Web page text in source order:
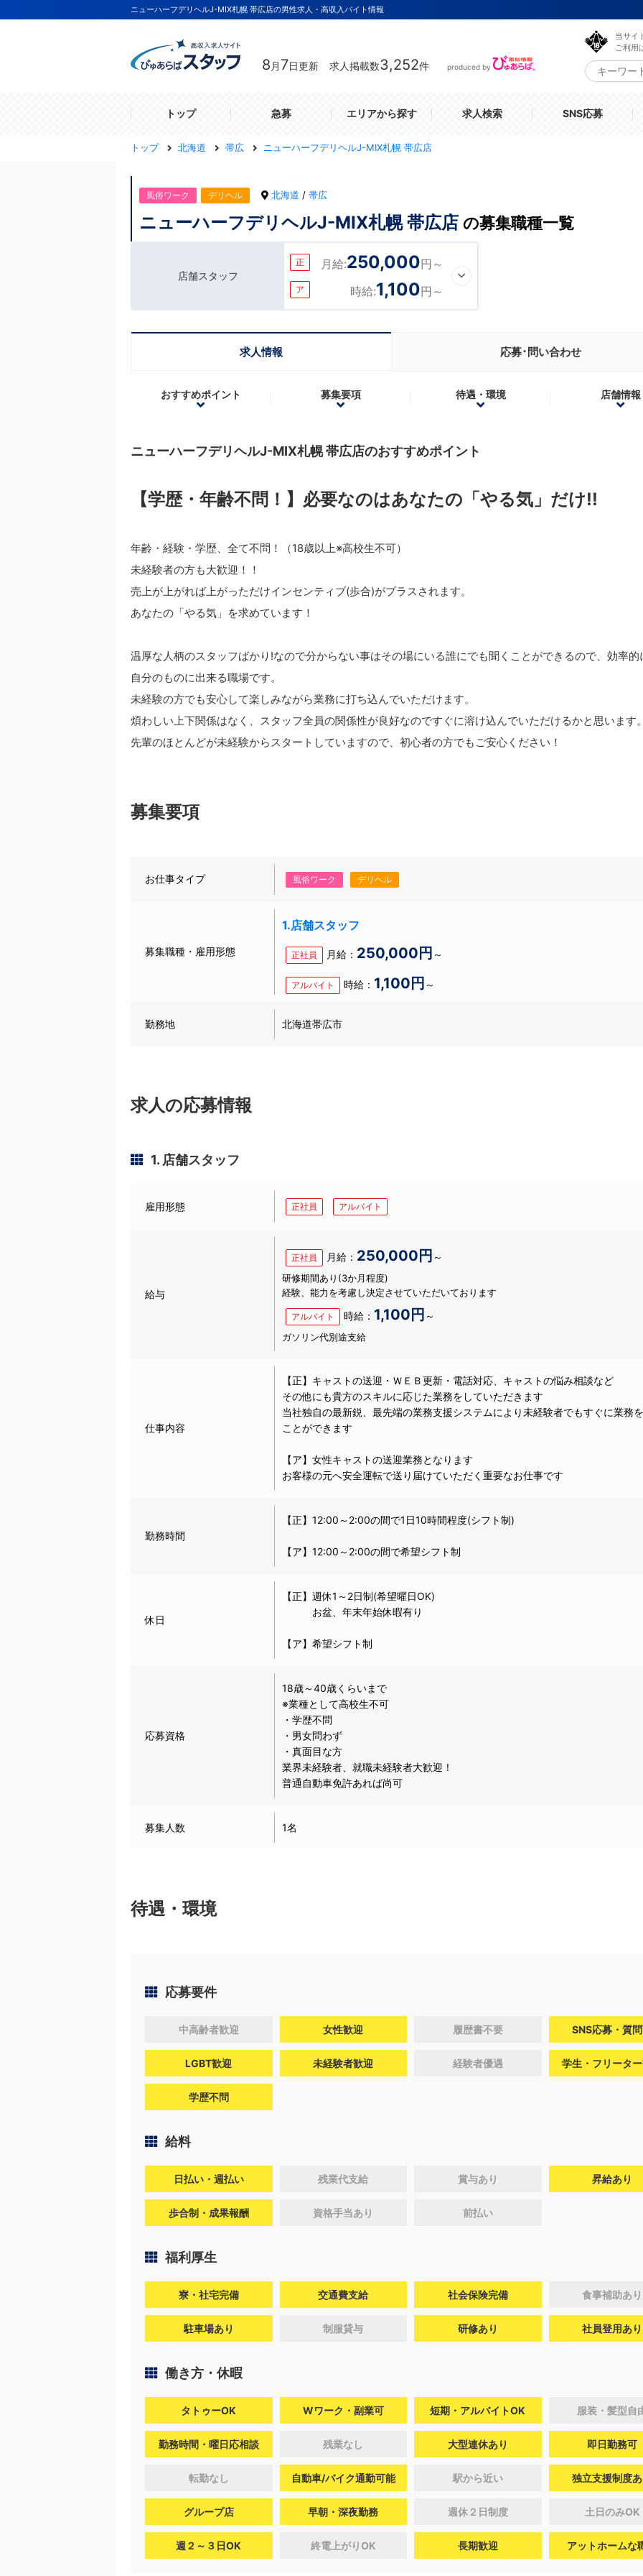
ニューハーフデリヘルJ-MIX札幌 帯広店の男性求人・高収入バイト情報
8 月 7日更新 求人掲載数3,252件 produced by
当サイ
ご利用
トップ 急募 エリアから探す 求人検索 SNS応募
トップ 北海道 帯広 ニューハーフデリヘルJ-MIX札幌 帯広店
風俗ワーク デリヘル 北海道 / 帯広
ニューハーフデリヘルJ-MIX札幌 帯広店 の募集職種一覧
店舗スタッフ
正 月給:250,000円～
ア 時給:1,100円～
求人情報 応募･問い合わせ
おすすめポイント 募集要項 待遇・環境 店舗情報
ニューハーフデリヘルJ-MIX札幌 帯広店のおすすめポイント
【学歴・年齢不問！】必要なのはあなたの「やる気」だけ!!
年齢・経験・学歴、全て不問！（18歳以上※高校生不可）
未経験者の方も大歓迎！！
売上が上がれば上がっただけインセンティブ(歩合)がプラスされます。
あなたの「やる気」を求めています！
温厚な人柄のスタッフばかり!なので分からない事はその場にいる誰にでも聞くことができるので、効率的
自分のものに出来る職場です。
未経験の方でも安心して楽しみながら業務に打ち込んでいただけます。
煩わしい上下関係はなく、スタッフ全員の関係性が良好なのですぐに溶け込んでいただけるかと思います
先輩のほとんどが未経験からスタートしていますので、初心者の方でもご安心ください！
募集要項
お仕事タイプ 風俗ワーク デリヘル
募集職種・雇用形態
1.店舗スタッフ
正社員 月給： 250,000円 ～
アルバイト 時給： 1,100円 ～
勤務地 北海道帯広市
求人の応募情報
1. 店舗スタッフ
雇用形態 正社員 アルバイト
給与
正社員 月給： 250,000円 ～
研修期間あり(3か月程度)
経験、能力を考慮し決定させていただいております
アルバイト 時給： 1,100円 ～
ガソリン代別途支給
仕事内容
【正】キャストの送迎・ＷＥＢ更新・電話対応、キャストの悩み相談など
その他にも貴方のスキルに応じた業務をしていただきます
当社独自の最新鋭、最先端の業務支援システムにより未経験者でもすぐに業務
ことができます
【ア】女性キャストの送迎業務となります
お客様の元へ安全運転で送り届けていただく重要なお仕事です
勤務時間
【正】12:00～2:00の間で1日10時間程度(シフト制)
【ア】12:00～2:00の間で希望シフト制
休日
【正】週休1～2日制(希望曜日OK)
お盆、年末年始休暇有り
【ア】希望シフト制
応募資格
18歳～40歳くらいまで
※業種として高校生不可
・学歴不問
・男女問わず
・真面目な方
業界未経験者、就職未経験者大歓迎！
普通自動車免許あれば尚可
募集人数 1名
待遇・環境
応募要件
中高齢者歓迎 女性歓迎 履歴書不要 SNS応募・質
LGBT歓迎 未経験者歓迎 経験者優遇 学生・フリータ
学歴不問
給料
日払い・週払い 残業代支給 賞与あり 昇給あり
歩合制・成果報酬 資格手当あり 前払い
福利厚生
寮・社宅完備 交通費支給 社会保険完備 食事補助あり
駐車場あり 制服貸与 研修あり 社員登用あり
働き方・休暇
タトゥーOK Wワーク・副業可 短期・アルバイトOK 服装・髪型自
勤務時間・曜日応相談 残業なし 大型連休あり 即日勤務可
転勤なし 自動車/バイク通勤可能 駅から近い 独立支援制度
グループ店 早朝・深夜勤務 週休２日制度 土日のみOK
週２～３日OK 終電上がりOK 長期歓迎 アットホームな